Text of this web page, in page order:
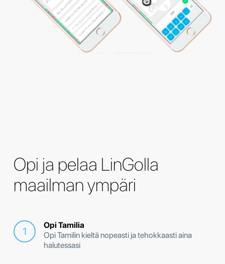
Opi ja pelaa LinGolla
maailman ympäri
Opi Tamilia
Opi Tamilin kieltä nopeasti ja tehokkaasti aina
halutessasi